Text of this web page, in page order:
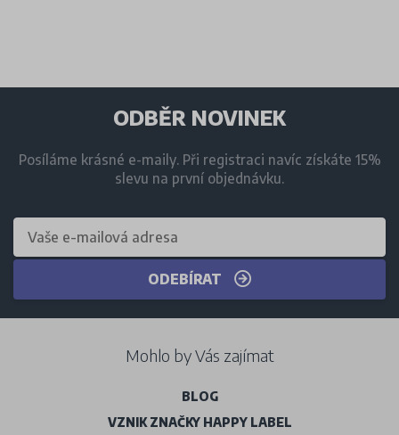
ODBĚR NOVINEK
Posíláme krásné e-maily. Při registraci navíc získáte 15%
slevu na první objednávku.
ODEBÍRAT
Mohlo by Vás zajímat
BLOG
VZNIK ZNAČKY HAPPY LABEL